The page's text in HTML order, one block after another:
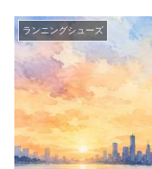
ランニングシューズ